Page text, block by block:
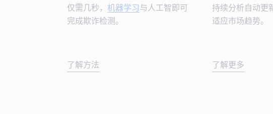
仅需几秒，机器学习与人工智即可
完成欺诈检测。
了解方法
持续分析自动更
适应市场趋势。
了解更多